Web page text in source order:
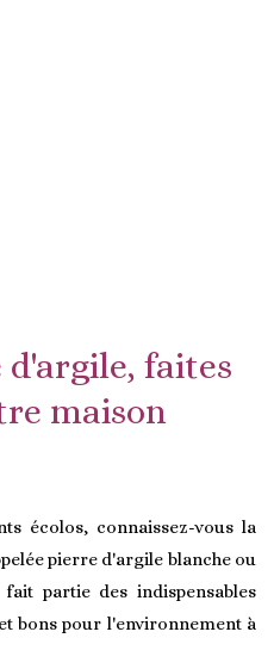
faites
maison
écolos, connaissez-vous la
pierre d'argile blanche ou
partie des indispensables
bons pour l'environnement à